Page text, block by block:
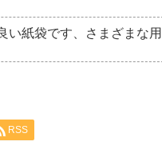
い紙袋です、さまざまな
RSS